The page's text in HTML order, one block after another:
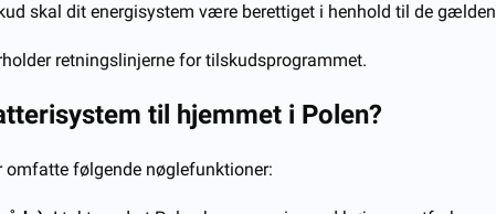
skal dit energisystem være berettiget i henhold til de
retningslinjerne for tilskudsprogrammet.
til hjemmet i Polen?
følgende nøglefunktioner: